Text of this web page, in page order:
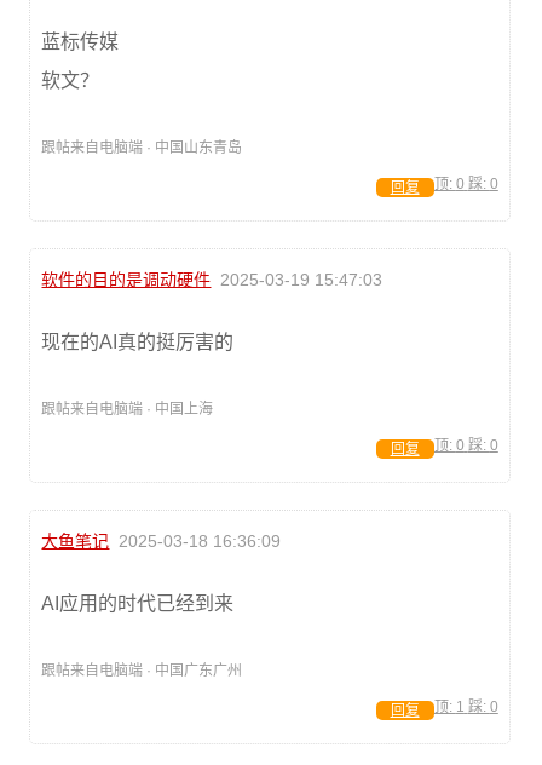
蓝标传媒
软文？
跟帖来自电脑端 · 中国山东青岛
顶: 0 踩: 0
回复
软件的目的是调动硬件 2025-03-19 15:47:03
现在的AI真的挺厉害的
跟帖来自电脑端 · 中国上海
顶: 0 踩: 0
回复
大鱼笔记 2025-03-18 16:36:09
AI应用的时代已经到来
跟帖来自电脑端 · 中国广东广州
顶: 1 踩: 0
回复